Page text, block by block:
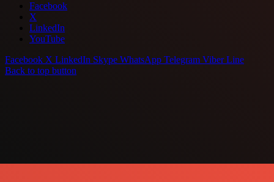
Facebook
X
LinkedIn
YouTube
Facebook X LinkedIn Skype WhatsApp Telegram Viber Line
Back to top button